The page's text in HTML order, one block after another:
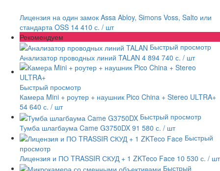
Лицензия на один замок Assa Abloy, Simons Voss, Salto или
стандарта OSS 14 410 с. / шт
Рекомендуем
Быстрый просмотр
Анализатор проводных линий TALAN 4 894 740 с. / шт
Быстрый просмотр
Камера Mini + роутер + наушник Pico China + Stereo ULTRA+
54 640 с. / шт
Быстрый просмотр
Тумба шлагбаума Came G3750DX 91 580 с. / шт
Быстрый
просмотр
Лицензия и ПО TRASSIR СКУД + 1 ZKTeco Face 10 530 с. / шт
Быстрый